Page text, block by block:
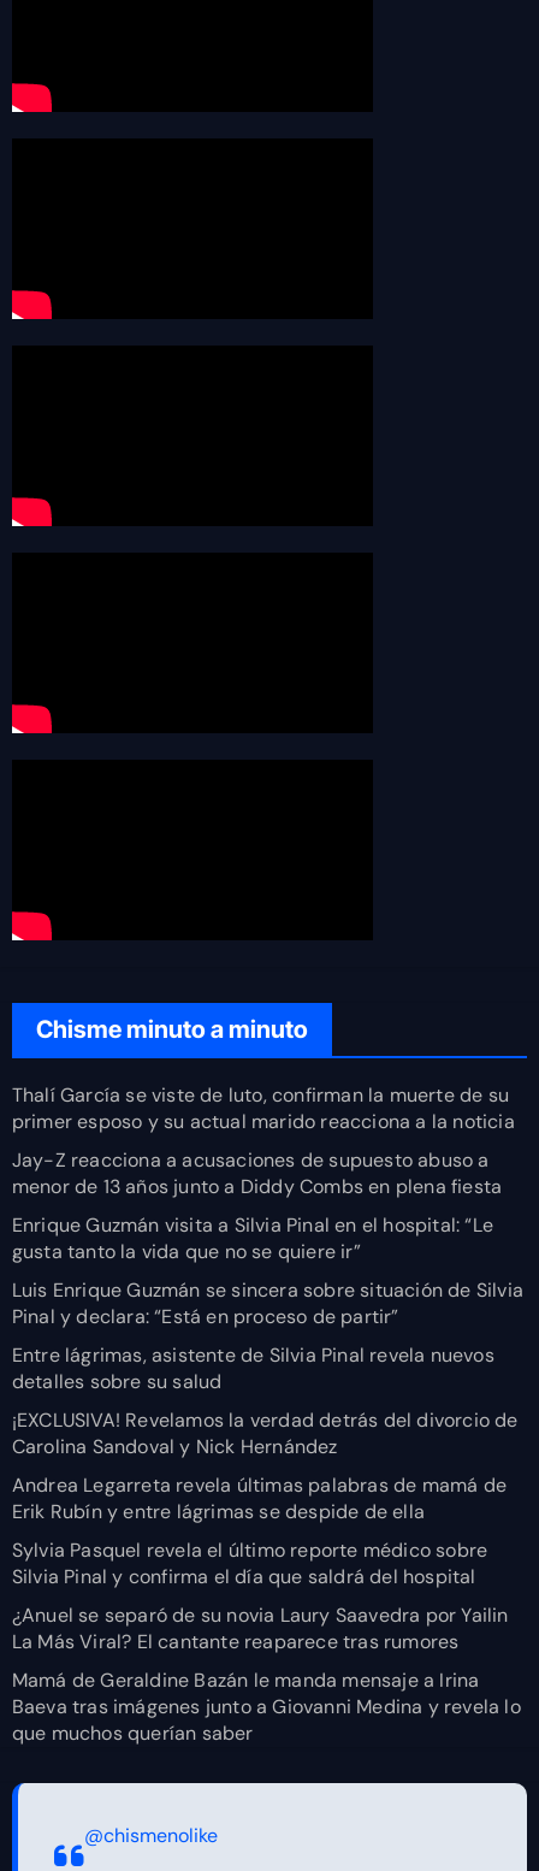
Chisme minuto a minuto
Thalí García se viste de luto, confirman la muerte de su
primer esposo y su actual marido reacciona a la noticia
Jay-Z reacciona a acusaciones de supuesto abuso a
menor de 13 años junto a Diddy Combs en plena fiesta
Enrique Guzmán visita a Silvia Pinal en el hospital: “Le
gusta tanto la vida que no se quiere ir”
Luis Enrique Guzmán se sincera sobre situación de Silvia
Pinal y declara: “Está en proceso de partir”
Entre lágrimas, asistente de Silvia Pinal revela nuevos
detalles sobre su salud
¡EXCLUSIVA! Revelamos la verdad detrás del divorcio de
Carolina Sandoval y Nick Hernández
Andrea Legarreta revela últimas palabras de mamá de
Erik Rubín y entre lágrimas se despide de ella
Sylvia Pasquel revela el último reporte médico sobre
Silvia Pinal y confirma el día que saldrá del hospital
¿Anuel se separó de su novia Laury Saavedra por Yailin
La Más Viral? El cantante reaparece tras rumores
Mamá de Geraldine Bazán le manda mensaje a Irina
Baeva tras imágenes junto a Giovanni Medina y revela lo
que muchos querían saber
@chismenolike